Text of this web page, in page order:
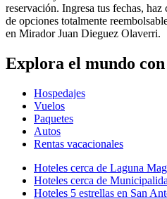
reservación. Ingresa tus fechas,
de opciones totalmente
en Mirador Juan Dieguez Olaverri.
Explora el mundo
Hospedajes
Vuelos
Paquetes
Autos
Rentas vacacionales
Hoteles cerca de Laguna
Hoteles cerca de
Hoteles 5 estrellas en San